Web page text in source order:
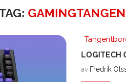
LOGITECH
av Fredrik